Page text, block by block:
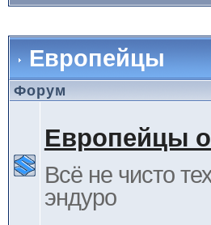
Европейцы
Форум
Европейцы
Всё не чисто
эндуро